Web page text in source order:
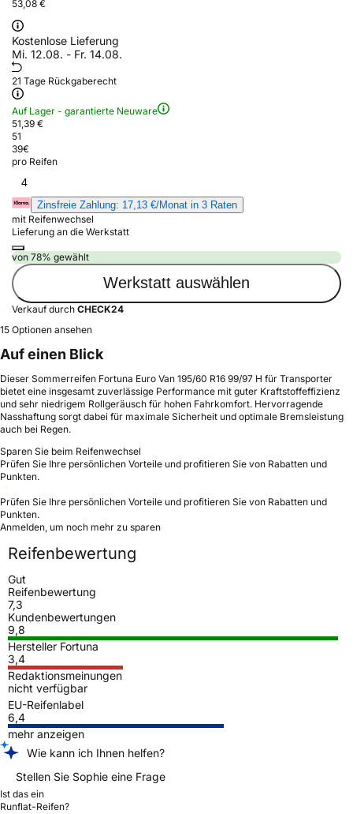
53,08 €
Kostenlose Lieferung
Mi. 12.08. - Fr. 14.08.
21 Tage Rückgaberecht
Auf Lager - garantierte Neuware
51,39 €
51
39€
pro Reifen
4
Zinsfreie Zahlung: 17,13 €/Monat in 3 Raten
mit Reifenwechsel
Lieferung an die Werkstatt
von 78% gewählt
Werkstatt auswählen
Verkauf durch CHECK24
15 Optionen ansehen
Auf einen Blick
Dieser Sommerreifen Fortuna Euro Van 195/60 R16 99/97 H für Transporter
bietet eine insgesamt zuverlässige Performance mit guter Kraftstoffeffizienz
und sehr niedrigem Rollgeräusch für hohen Fahrkomfort. Hervorragende
Nasshaftung sorgt dabei für maximale Sicherheit und optimale Bremsleistung
auch bei Regen.
Sparen Sie beim Reifenwechsel
Prüfen Sie Ihre persönlichen Vorteile und profitieren Sie von Rabatten und
Punkten.
Prüfen Sie Ihre persönlichen Vorteile und profitieren Sie von Rabatten und
Punkten.
Anmelden, um noch mehr zu sparen
Reifenbewertung
Gut
Reifenbewertung
7,3
Kundenbewertungen
9,8
Hersteller Fortuna
3,4
Redaktionsmeinungen
nicht verfügbar
EU-Reifenlabel
6,4
mehr anzeigen
Wie kann ich Ihnen helfen?
Stellen Sie Sophie eine Frage
Ist das ein
Runflat-Reifen?